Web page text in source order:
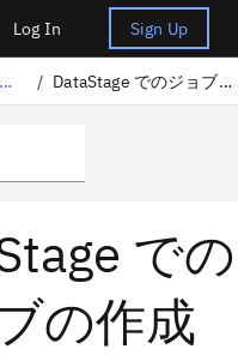
Log In Sign Up
ジョブの作成と管理 / DataStage でのジョブの作成
での
の作成